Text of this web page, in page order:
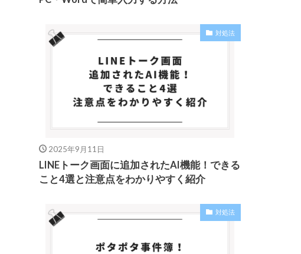
対処法
2025年9月11日
LINEトーク画面に追加されたAI機能！できる
こと4選と注意点をわかりやすく紹介
対処法